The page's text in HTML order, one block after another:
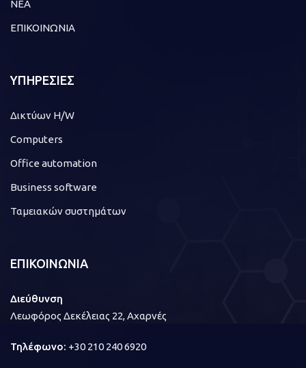
ΝΕΑ
ΕΠΙΚΟΙΝΩΝΙΑ
ΥΠΗΡΕΣΙΕΣ
Δικτύων H/W
Computers
Office automation
Business software
Ταμειακών συστημάτων
ΕΠΙΚΟΙΝΩΝΙΑ
Διεύθυνση
Λεωφόρος Δεκέλειας 22, Αχαρνές
Τηλέφωνο: +30 210 240 6920